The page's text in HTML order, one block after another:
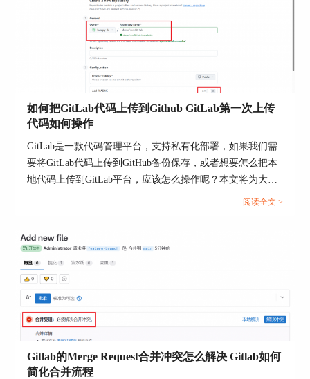
是替换过期Gitlab证书的详细步骤：
在进行操作之前，最好先备份现有的证书文件，以
防止在操作过程中出现意外问题。备份后，即使新
证书出现问题，仍然可以恢复旧的证书配置。
2、生成或获取新的证书
接下来，需要生成一个新的自签名证书，如果你选
如何把GitLab代码上传到Github GitLab第一次上传
代码如何操作
GitLab是一款代码管理平台，支持私有化部署，如果我们需
要将GitLab代码上传到GitHub备份保存，或者想要怎么把本
地代码上传到GitLab平台，应该怎么操作呢？本文将为大家
介绍如何把GitLab代码上传到GitHub，GitLab第一次上传代
阅读全文 >
Gitlab的Merge Request合并冲突怎么解决 Gitlab如何
简化合并流程